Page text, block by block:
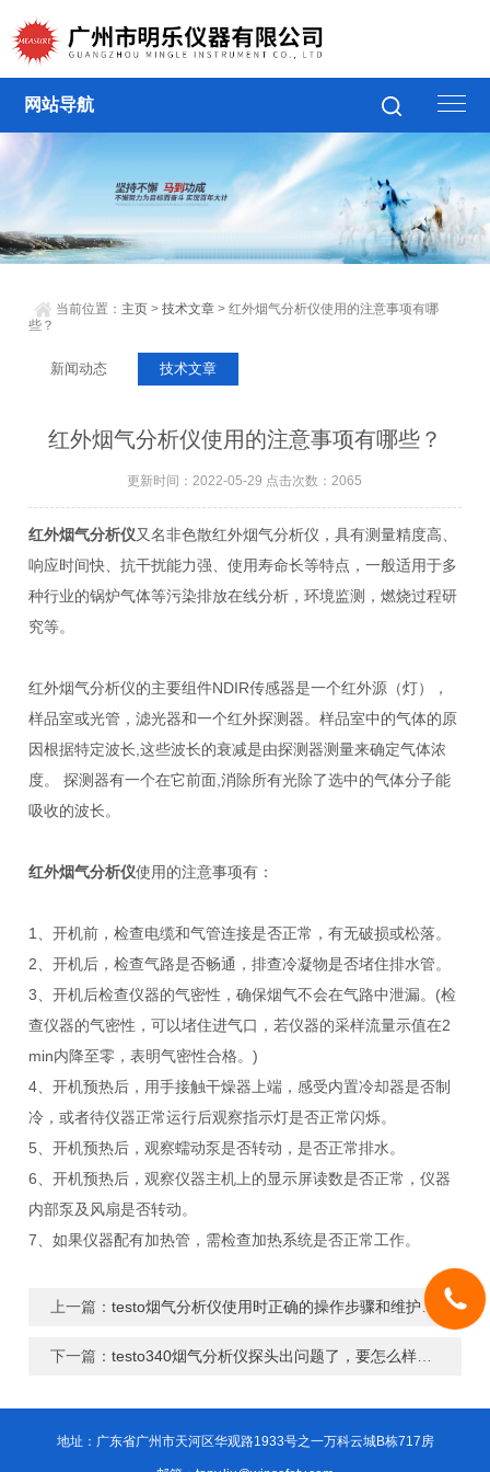
网站导航
当前位置： 主页 >技术文章 > 红外烟气分析仪使用的注意事项有哪
些？
新闻动态 技术文章
红外烟气分析仪使用的注意事项有哪些？
更新时间：2022-05-29 点击次数：2065
红外烟气分析仪又名非色散红外烟气分析仪，具有测量精度高、
响应时间快、抗干扰能力强、使用寿命长等特点，一般适用于多
种行业的锅炉气体等污染排放在线分析，环境监测，燃烧过程研
究等。
红外烟气分析仪的主要组件NDIR传感器是一个红外源（灯），
样品室或光管，滤光器和一个红外探测器。样品室中的气体的原
因根据特定波长,这些波长的衰减是由探测器测量来确定气体浓
度。 探测器有一个在它前面,消除所有光除了选中的气体分子能
吸收的波长。
红外烟气分析仪使用的注意事项有：
1、开机前，检查电缆和气管连接是否正常，有无破损或松落。
2、开机后，检查气路是否畅通，排查冷凝物是否堵住排水管。
3、开机后检查仪器的气密性，确保烟气不会在气路中泄漏。(检
查仪器的气密性，可以堵住进气口，若仪器的采样流量示值在2
min内降至零，表明气密性合格。)
4、开机预热后，用手接触干燥器上端，感受内置冷却器是否制
冷，或者待仪器正常运行后观察指示灯是否正常闪烁。
5、开机预热后，观察蠕动泵是否转动，是否正常排水。
6、开机预热后，观察仪器主机上的显示屏读数是否正常，仪器
内部泵及风扇是否转动。
7、如果仪器配有加热管，需检查加热系统是否正常工作。
上一篇：testo烟气分析仪使用时正确的操作步骤和维护保养方式
下一篇：testo340烟气分析仪探头出问题了，要怎么样维修更换
地址：广东省广州市天河区华观路1933号之一万科云城B栋717房